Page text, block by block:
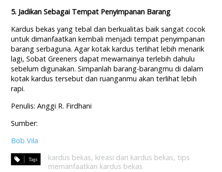
5. Jadikan Sebagai Tempat Penyimpanan Barang
Kardus bekas yang tebal dan berkualitas baik sangat cocok
untuk dimanfaatkan kembali menjadi tempat penyimpanan
barang serbaguna. Agar kotak kardus terlihat lebih menarik
lagi, Sobat Greeners dapat mewarnainya terlebih dahulu
sebelum digunakan. Simpanlah barang-barangmu di dalam
kotak kardus tersebut dan ruanganmu akan terlihat lebih
rapi.
Penulis: Anggi R. Firdhani
Sumber:
Bob Vila
kardus bekas, kreasi dari kardus bekas, tips
memanfaatkan kardus bekas